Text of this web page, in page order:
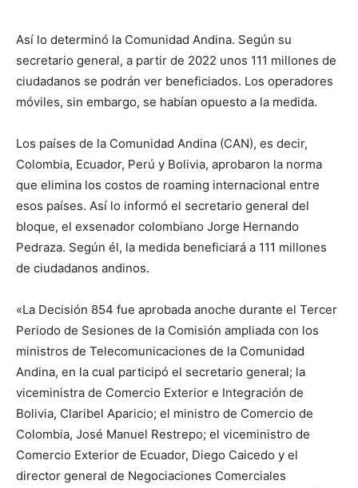
Así lo determinó la Comunidad Andina. Según su
secretario general, a partir de 2022 unos 111 millones de
ciudadanos se podrán ver beneficiados. Los operadores
móviles, sin embargo, se habían opuesto a la medida.
Los países de la Comunidad Andina (CAN), es decir,
Colombia, Ecuador, Perú y Bolivia, aprobaron la norma
que elimina los costos de roaming internacional entre
esos países. Así lo informó el secretario general del
bloque, el exsenador colombiano Jorge Hernando
Pedraza. Según él, la medida beneficiará a 111 millones
de ciudadanos andinos.
«La Decisión 854 fue aprobada anoche durante el Tercer
Periodo de Sesiones de la Comisión ampliada con los
ministros de Telecomunicaciones de la Comunidad
Andina, en la cual participó el secretario general; la
viceministra de Comercio Exterior e Integración de
Bolivia, Claribel Aparicio; el ministro de Comercio de
Colombia, José Manuel Restrepo; el viceministro de
Comercio Exterior de Ecuador, Diego Caicedo y el
director general de Negociaciones Comerciales